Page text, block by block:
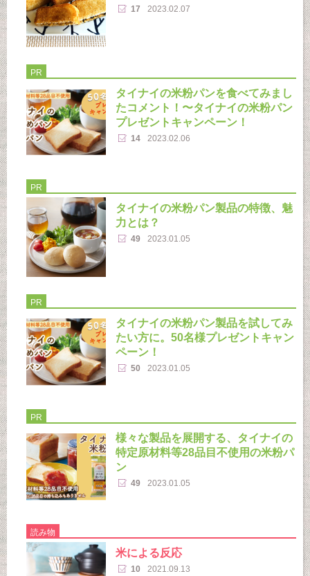
17 2023.02.07
PR
タイナイの米粉パンを食べてみまし
たコメント！〜タイナイの米粉パン
プレゼントキャンペーン！
14 2023.02.06
PR
タイナイの米粉パン製品の特徴、魅
力とは？
49 2023.01.05
PR
タイナイの米粉パン製品を試してみ
たい方に。50名様プレゼントキャン
ペーン！
50 2023.01.05
PR
様々な製品を展開する、タイナイの
特定原材料等28品目不使用の米粉パ
ン
49 2023.01.05
読み物
米による反応
10 2021.09.13